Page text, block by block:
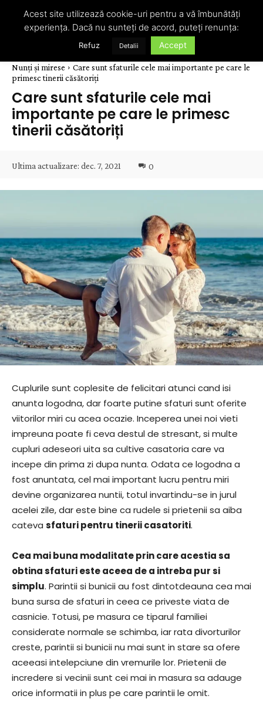
Nunți și mirese
Care sunt sfaturile cele mai importante pe care le
primesc tinerii căsătoriți
Care sunt sfaturile cele mai
importante pe care le primesc
tinerii căsătoriți
Ultima actualizare: dec. 7, 2021 0
Cuplurile sunt coplesite de felicitari atunci cand isi
anunta logodna, dar foarte putine sfaturi sunt oferite
viitorilor miri cu acea ocazie. Inceperea unei noi vieti
impreuna poate fi ceva destul de stresant, si multe
cupluri adeseori uita sa cultive casatoria care va
incepe din prima zi dupa nunta. Odata ce logodna a
fost anuntata, cel mai important lucru pentru miri
devine organizarea nuntii, totul invartindu-se in jurul
acelei zile, dar este bine ca rudele si prietenii sa aiba
cateva sfaturi pentru tinerii casatoriti.
Cea mai buna modalitate prin care acestia sa
obtina sfaturi este aceea de a intreba pur si
simplu. Parintii si bunicii au fost dintotdeauna cea mai
buna sursa de sfaturi in ceea ce priveste viata de
casnicie. Totusi, pe masura ce tiparul familiei
considerate normale se schimba, iar rata divorturilor
creste, parintii si bunicii nu mai sunt in stare sa ofere
aceeasi intelepciune din vremurile lor. Prietenii de
incredere si vecinii sunt cei mai in masura sa adauge
orice informatii in plus pe care parintii le omit.
Acest site utilizează cookie-uri pentru a vă îmbunătăți
experiența. Dacă nu sunteți de acord, puteți renunța:
Refuz Detalii Accept